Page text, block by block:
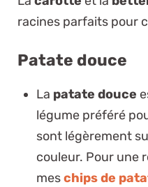
racines parfaits pour
Patate douce
La patate douce
légume préféré
sont légèrement
couleur. Pour une
meschips de